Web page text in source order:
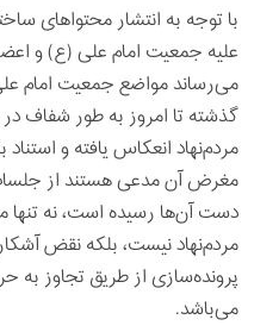
با توجه به انتشار محتواهای
علیه جمعیت امام علی (ع) و
می‌رساند مواضع جمعیت امام
گذشته تا امروز به طور شفاف
مردم‌نهاد انعکاس یافته و
مغرض آن مدعی هستند از
دست آن‌ها رسیده است، نه تنها
مردم‌نهاد نیست، بلکه نقض
پرونده‌سازی از طریق تجاوز
می‌باشد.